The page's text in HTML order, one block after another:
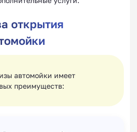
открытия
автомойки имеет
преимуществ: